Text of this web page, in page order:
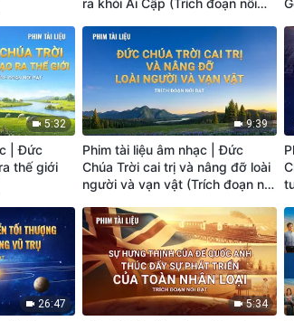
5:32
| Đức
thế giới
9:39
Phim tài liệu âm nhạc | Đức
Chúa Trời cai trị và nâng đỡ loài
người và vạn vật (Trích đoạn nổi
26:47 5:34